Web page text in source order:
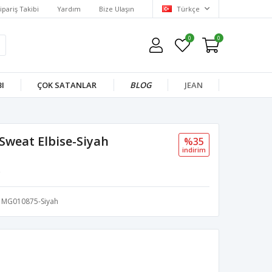
Takibi Yardım Bize Ulaşın Türkçe
0 0
ÇOK SATANLAR BLOG JEAN
Elbise-Siyah %35
i̇ndi̇ri̇m
MG010875-Siyah